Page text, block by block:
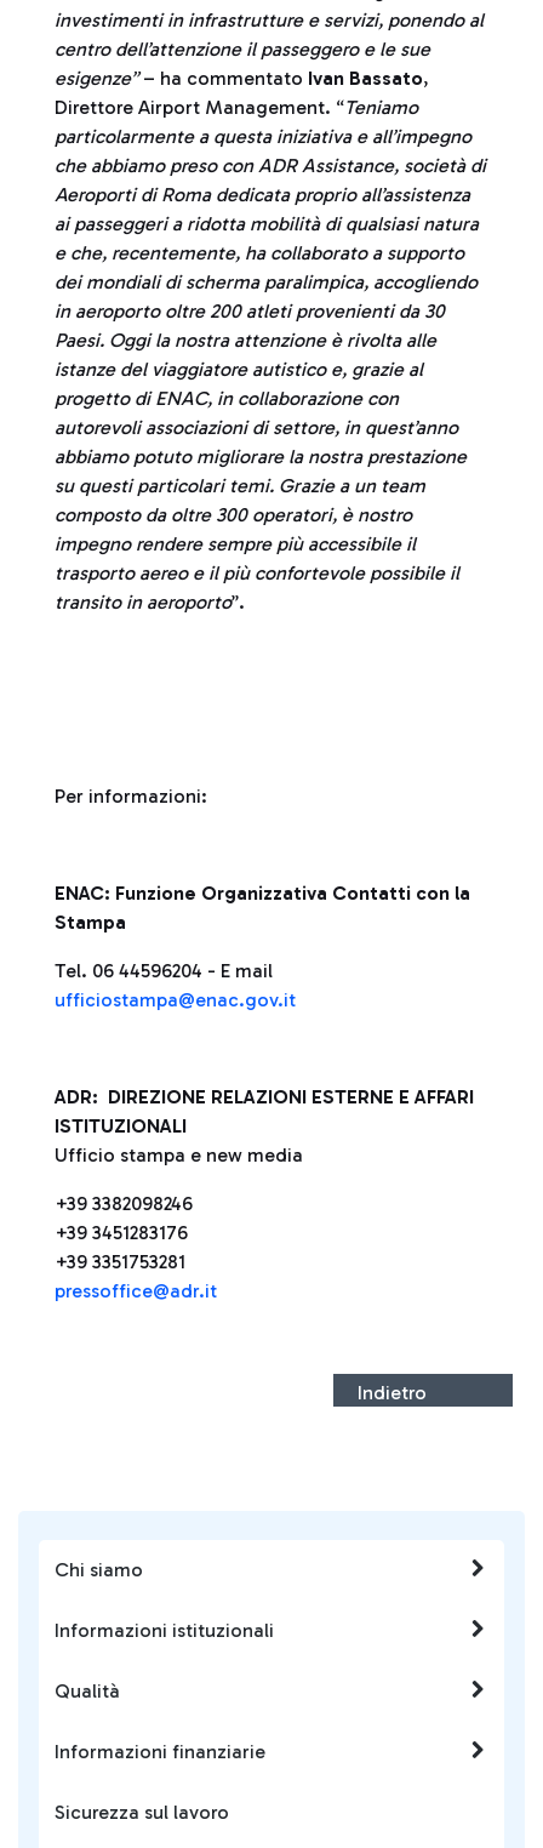
Chi siamo
Informazioni istituzionali
Qualità
Informazioni finanziarie
Sicurezza sul lavoro
investimenti in infrastrutture e servizi, ponendo al
centro dell’attenzione il passeggero e le sue
esigenze”– ha commentato Ivan Bassato,
Direttore Airport Management. “Teniamo
particolarmente a questa iniziativa e all’impegno
che abbiamo preso con ADR Assistance, società di
Aeroporti di Roma dedicata proprio all’assistenza
ai passeggeri a ridotta mobilità di qualsiasi natura
e che, recentemente, ha collaborato a supporto
dei mondiali di scherma paralimpica, accogliendo
in aeroporto oltre 200 atleti provenienti da 30
Paesi. Oggi la nostra attenzione è rivolta alle
istanze del viaggiatore autistico e, grazie al
progetto di ENAC, in collaborazione con
autorevoli associazioni di settore, in quest’anno
abbiamo potuto migliorare la nostra prestazione
su questi particolari temi. Grazie a un team
composto da oltre 300 operatori, è nostro
impegno rendere sempre più accessibile il
trasporto aereo e il più confortevole possibile il
transito in aeroporto”.
Per informazioni:
ENAC: Funzione Organizzativa Contatti con la
Stampa
Tel. 06 44596204 - E mail
ufficiostampa@enac.gov.it
ADR: DIREZIONE RELAZIONI ESTERNE E AFFARI
ISTITUZIONALI
Ufficio stampa e new media
+39 3382098246
+39 3451283176
+39 3351753281
pressoffice@adr.it
Indietro